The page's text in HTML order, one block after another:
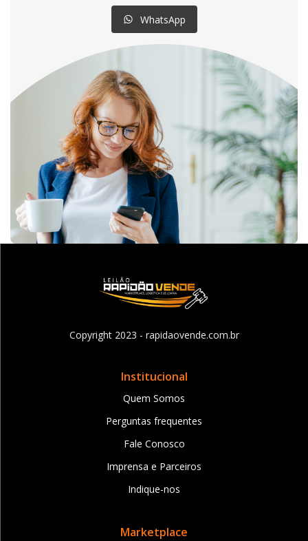
WhatsApp
Copyright 2023 - rapidaovende.com.br
Institucional
Quem Somos
Perguntas frequentes
Fale Conosco
Imprensa e Parceiros
Indique-nos
Marketplace